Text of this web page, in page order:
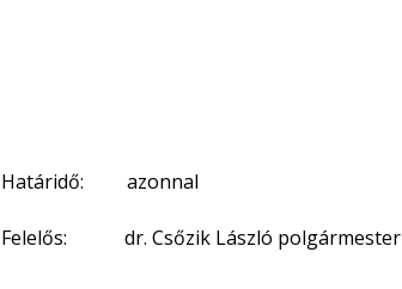
Határidő: azonnal
Felelős: dr. Csőzik László polgármester